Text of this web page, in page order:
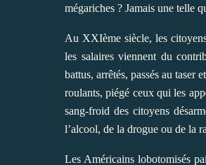
mégariches ? Jamais une telle
Au XXIème siècle, les
les salaires viennent du
battus, arrêtés, passés au taser
roulants, piégé ceux qui les
sang-froid des citoyens
l’alcool, de la drogue ou de la
Les Américains lobotomisés